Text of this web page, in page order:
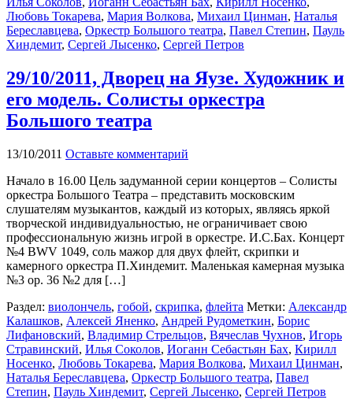
Любовь Токарева, Мария Волкова, Михаил Цинман, Наталья
Береславцева, Оркестр Большого театра, Павел Степин, Пауль
Хиндемит, Сергей Лысенко, Сергей Петров
29/10/2011, Дворец на Яузе. Художник и
его модель. Солисты оркестра
Большого театра
13/10/2011 Оставьте комментарий
Начало в 16.00 Цель задуманной серии концертов – Солисты
оркестра Большого Театра – представить московским
слушателям музыкантов, каждый из которых, являясь яркой
творческой индивидуальностью, не ограничивает свою
профессиональную жизнь игрой в оркестре. И.С.Бах. Концерт
№4 BWV 1049, соль мажор для двух флейт, скрипки и
камерного оркестра П.Хиндемит. Маленькая камерная музыка
№3 op. 36 №2 для […]
Раздел: виолончель, гобой, скрипка, флейта Метки: Александр
Калашков, Алексей Яненко, Андрей Рудометкин, Борис
Лифановский, Владимир Стрельцов, Вячеслав Чухнов, Игорь
Стравинский, Илья Соколов, Иоганн Себастьян Бах, Кирилл
Носенко, Любовь Токарева, Мария Волкова, Михаил Цинман,
Наталья Береславцева, Оркестр Большого театра, Павел
Степин, Пауль Хиндемит, Сергей Лысенко, Сергей Петров